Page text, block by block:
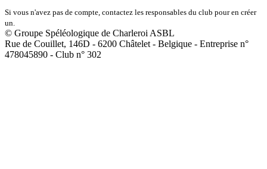
Si vous n'avez pas de compte, contactez les responsables du club pour en créer
un.
© Groupe Spéléologique de Charleroi ASBL
Rue de Couillet, 146D - 6200 Châtelet - Belgique - Entreprise n°
478045890 - Club n° 302